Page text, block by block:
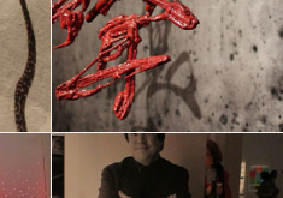
ABLE AND PARTNERS JAPAN DESIGN
MILANO 2017
Joanna Ladesma